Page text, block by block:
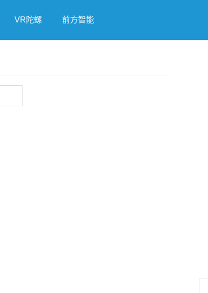
VR陀螺 前方智能